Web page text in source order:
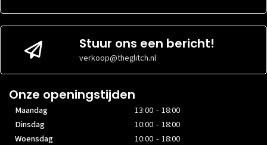
Stuur ons een bericht!
verkoop@theglitch.nl
Onze openingstijden
Maandag
13:00 - 18:00
Dinsdag
10:00 - 18:00
Woensdag
10:00 - 18:00